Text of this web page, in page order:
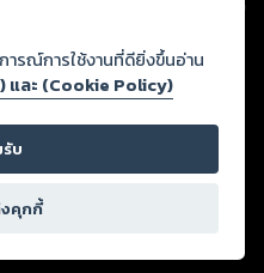
ต์และปรากฏว่าละเมิดสิทธิใน
กฎหมายและศีลธรรม ดังนั้น ผู้อ่าน
ด้วยตนเอง และหากท่านพบว่าส่วน
าแจ้งมายังบริษัท เพื่อทีมงานจะได้
สงวนลิขสิทธิ์ตามพระราชบัญญัติ
ารณ์การใช้งานที่ดียิ่งขึ้นอ่าน
และ (Cookie Policy)
บ
คุกกี้